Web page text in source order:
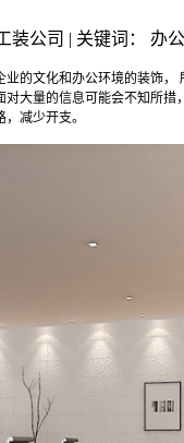
装公司 | 关键词： 办
文化和办公环境的装饰，
大量的信息可能会不知所
减少开支。